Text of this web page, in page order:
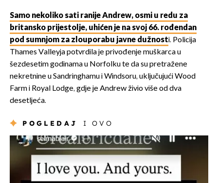
Samo nekoliko sati ranije Andrew, osmi u redu za
britansko prijestolje, uhićen je na svoj 66. rođendan
pod sumnjom za zlouporabu javne dužnosti. Policija
Thames Valleyja potvrdila je privođenje muškarca u
šezdesetim godinama u Norfolku te da su pretražene
nekretnine u Sandringhamu i Windsoru, uključujući Wood
Farm i Royal Lodge, gdje je Andrew živio više od dva
desetljeća.
POGLEDAJ I OVO